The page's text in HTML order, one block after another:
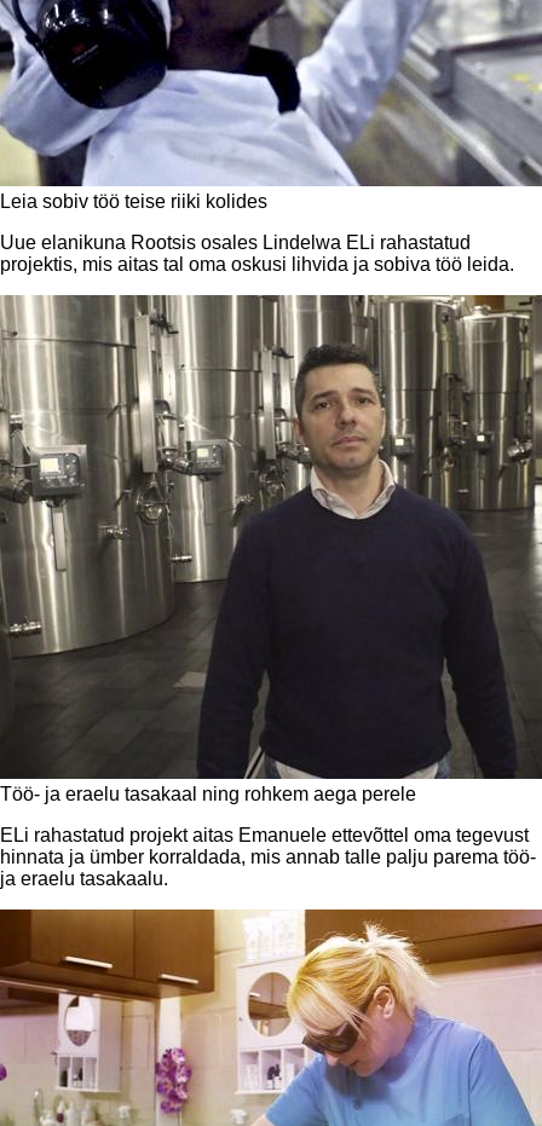
Leia sobiv töö teise riiki kolides
Uue elanikuna Rootsis osales Lindelwa ELi rahastatud
projektis, mis aitas tal oma oskusi lihvida ja sobiva töö leida.
Töö- ja eraelu tasakaal ning rohkem aega perele
ELi rahastatud projekt aitas Emanuele ettevõttel oma tegevust
hinnata ja ümber korraldada, mis annab talle palju parema töö-
ja eraelu tasakaalu.